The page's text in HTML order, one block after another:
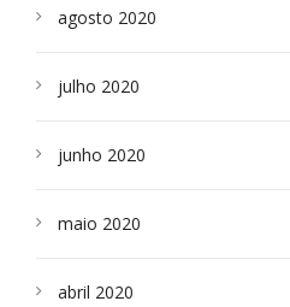
agosto 2020
julho 2020
junho 2020
maio 2020
abril 2020